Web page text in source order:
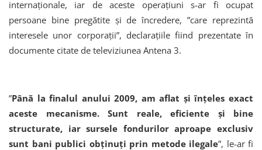
internaţionale, iar de aceste operaţiuni s-ar fi ocupat
persoane bine pregătite şi de încredere, ”care reprezintă
interesele unor corporaţii”, declaraţiile fiind prezentate în
documente citate de televiziunea Antena 3.
”Până la finalul anului 2009, am aflat şi înţeles exact
aceste mecanisme. Sunt reale, eficiente şi bine
structurate, iar sursele fondurilor aproape exclusiv
sunt bani publici obţinuţi prin metode ilegale”, le-ar fi